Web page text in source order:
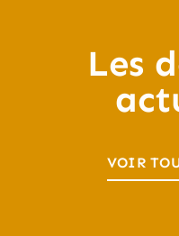
Les
VOIR